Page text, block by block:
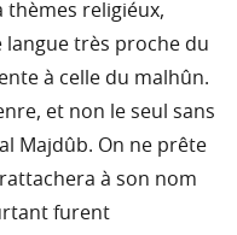
thèmes religiéux,
langue très proche du
à celle du malhûn.
et non le seul sans
Majdûb. On ne prête
rattachera à son nom
furent